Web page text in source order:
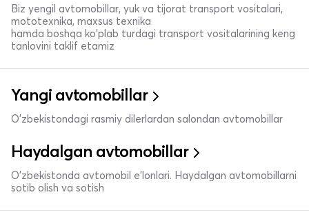
Biz yengil avtomobillar, yuk va tijorat transport vositalari,
mototexnika, maxsus texnika
hamda boshqa ko'plab turdagi transport vositalarining keng
tanlovini taklif etamiz
Yangi avtomobillar
O'zbekistondagi rasmiy dilerlardan salondan avtomobillar
Haydalgan avtomobillar
O'zbekistonda avtomobil e’lonlari. Haydalgan avtomobillarni
sotib olish va sotish